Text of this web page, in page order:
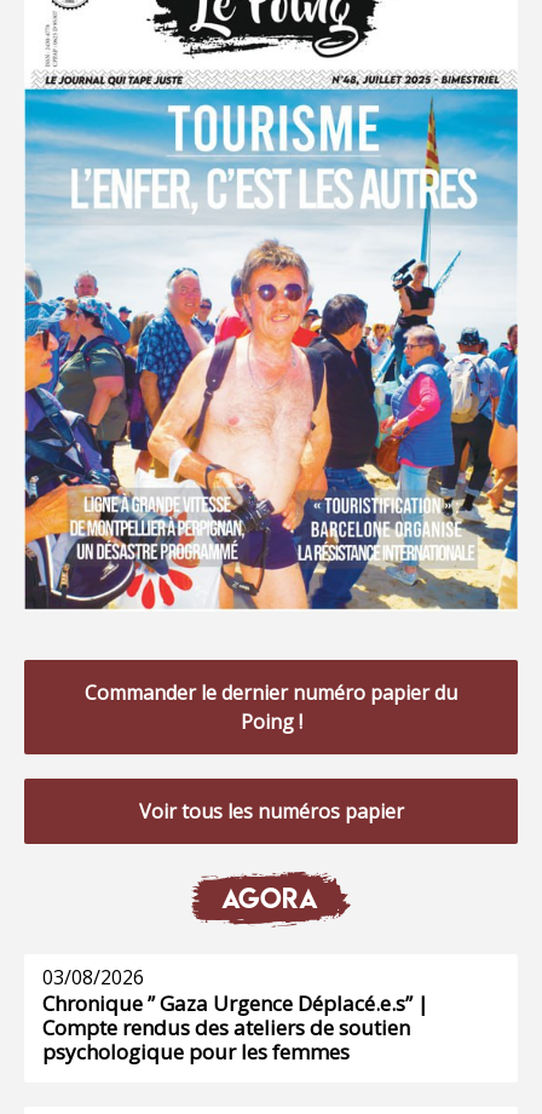
Commander le dernier numéro papier du
Poing !
Voir tous les numéros papier
AGORA
03/08/2026
Chronique ” Gaza Urgence Déplacé.e.s” |
Compte rendus des ateliers de soutien
psychologique pour les femmes